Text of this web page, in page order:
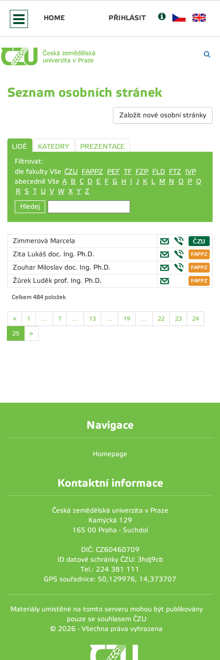
HOME PŘIHLÁSIT
Seznam osobních stránek
Založit nové osobní stránky
LIDÉ KATEDRY
PREZENTACE
Filtrovat:
dle fakulty Vše ČZU FAPPZ PEF TF FZP FLD FTZ IVP
abecedně Vše A B C D E F G H I J K L M N O P Q
R S T U V W X Y Z
Hledej
Zimmerová Marcela
Zita Lukáš doc. Ing. Ph.D.
Zouhar Miloslav doc. Ing. Ph.D.
Žůrek Luděk prof. Ing. Ph.D.
Celkem 484 položek
« 1 … 7 … 13 … 19 … 22 23 24
25 »
Navigace
Homepage
Kontaktní informace
Česká zemědělská univerzita v Praze
Kamýcká 129
165 00 Praha - Suchdol
DIČ: CZ60460709
ID datové schránky ČZU: 3hdj9cb
Tel.: 224 381 111
GPS souřadnice: 50,129976, 14,373707
Materiály umístěné na tomto serveru mohou být publikovány
pouze se souhlasem ČZU
© 2026 - Všechna práva vyhrazena